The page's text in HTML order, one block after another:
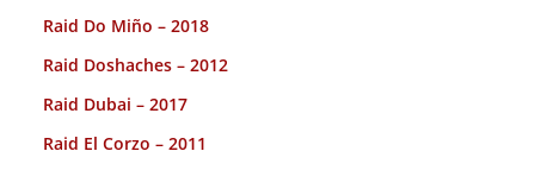
Raid Do Miño – 2018
Raid Doshaches – 2012
Raid Dubai – 2017
Raid El Corzo – 2011